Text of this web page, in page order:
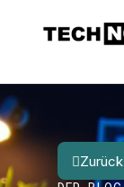
Zurück